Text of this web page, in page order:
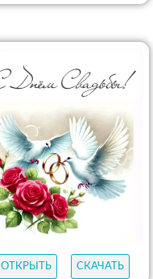
ОТКРЫТЬ СКАЧАТЬ